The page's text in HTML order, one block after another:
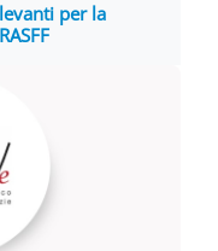
per la